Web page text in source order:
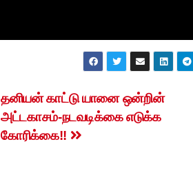
தனியன் காட்டு யானை ஒன்றின்
அட்டகாசம்-நடவடிக்கை எடுக்க
கோரிக்கை!!